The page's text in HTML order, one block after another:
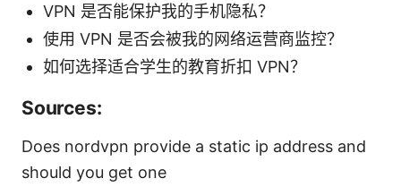
VPN 是否能保护我的手机隐私？
使用 VPN 是否会被我的网络运营商监控？
如何选择适合学生的教育折扣 VPN？
Sources:
Does nordvpn provide a static ip address and
should you get one